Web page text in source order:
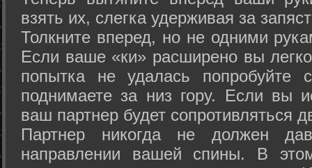
взять их, слегка удерживая за
Толкните вперед, но не одними
Если ваше «ки» расширено вы
попытка не удалась попробуйте
поднимаете за низ гору. Если вы
ваш партнер будет сопротивляться
Партнер никогда не должен
направлении вашей спины. В